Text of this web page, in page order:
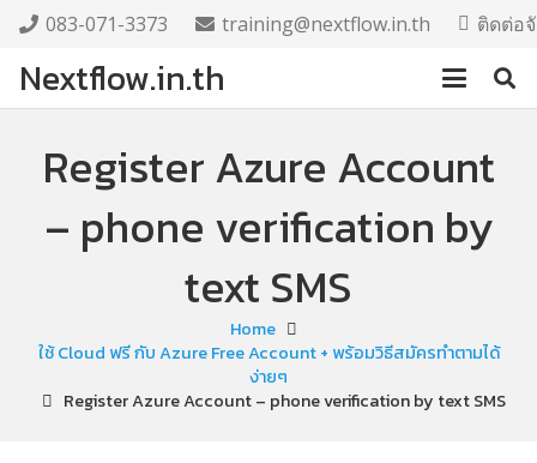
083-071-3373 training@nextflow.in.th ติดต่อ
Nextflow.in.th
Register Azure Account
– phone verification by
text SMS
Home
ใช้ Cloud ฟรี กับ Azure Free Account + พร้อมวิธีสมัครทำตามได้
ง่ายๆ
Register Azure Account – phone verification by text SMS